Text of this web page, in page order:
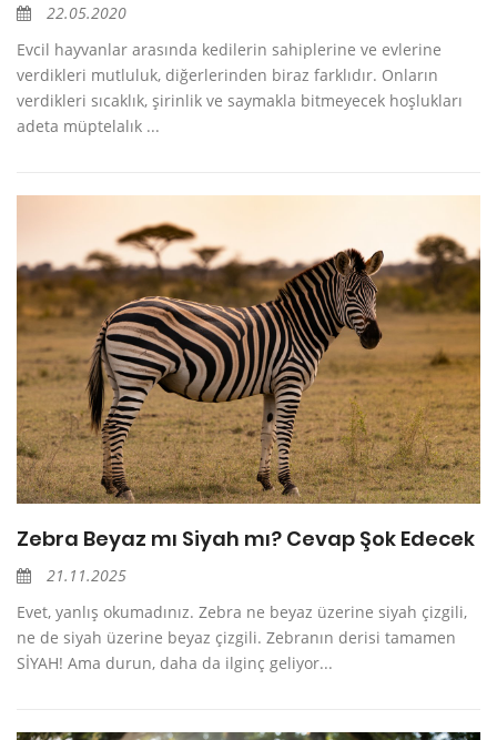
22.05.2020
Evcil hayvanlar arasında kedilerin sahiplerine ve evlerine
verdikleri mutluluk, diğerlerinden biraz farklıdır. Onların
verdikleri sıcaklık, şirinlik ve saymakla bitmeyecek hoşlukları
adeta müptelalık ...
Zebra Beyaz mı Siyah mı? Cevap Şok Edecek
21.11.2025
Evet, yanlış okumadınız. Zebra ne beyaz üzerine siyah çizgili,
ne de siyah üzerine beyaz çizgili. Zebranın derisi tamamen
SİYAH! Ama durun, daha da ilginç geliyor...